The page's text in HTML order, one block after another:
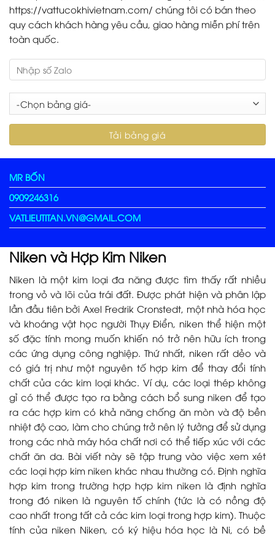
https://vattucokhivietnam.com/ chúng tôi có bán theo
quy cách khách hàng yêu cầu, giao hàng miễn phí trên
toàn quốc.
MR BỐN
0909246316
VATLIEUTITAN.VN@GMAIL.COM
Niken và Hợp Kim Niken
Niken là một kim loại đa năng được tìm thấy rất nhiều
trong vỏ và lõi của trái đất. Được phát hiện và phân lập
lần đầu tiên bởi Axel Fredrik Cronstedt, một nhà hóa học
và khoáng vật học người Thụy Điển, niken thể hiện một
số đặc tính mong muốn khiến nó trở nên hữu ích trong
các ứng dụng công nghiệp. Thứ nhất, niken rất dẻo và
có giá trị như một nguyên tố hợp kim để thay đổi tính
chất của các kim loại khác. Ví dụ, các loại thép không
gỉ có thể được tạo ra bằng cách bổ sung niken để tạo
ra các hợp kim có khả năng chống ăn mòn và độ bền
nhiệt độ cao, làm cho chúng trở nên lý tưởng để sử dụng
trong các nhà máy hóa chất nơi có thể tiếp xúc với các
chất ăn da. Bài viết này sẽ tập trung vào việc xem xét
các loại hợp kim niken khác nhau thường có. Định nghĩa
hợp kim trong trường hợp hợp kim niken là định nghĩa
trong đó niken là nguyên tố chính (tức là có nồng độ
cao nhất trong tất cả các kim loại trong hợp kim). Thuộc
tính của niken Niken, có ký hiệu hóa học là Ni, có bề